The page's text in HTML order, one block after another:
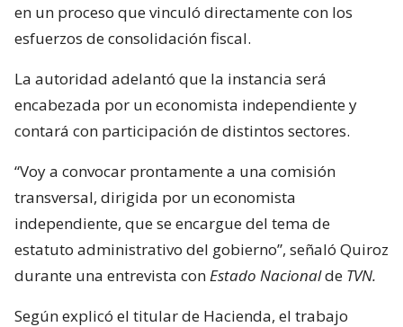
en un proceso que vinculó directamente con los
esfuerzos de consolidación fiscal.
La autoridad adelantó que la instancia será
encabezada por un economista independiente y
contará con participación de distintos sectores.
“Voy a convocar prontamente a una comisión
transversal, dirigida por un economista
independiente, que se encargue del tema de
estatuto administrativo del gobierno”, señaló Quiroz
durante una entrevista con Estado Nacionalde TVN.
Según explicó el titular de Hacienda, el trabajo